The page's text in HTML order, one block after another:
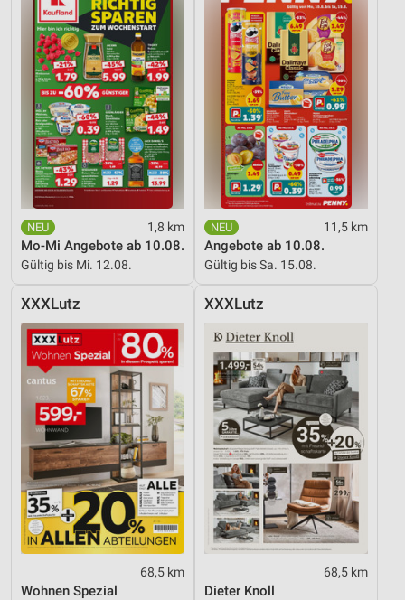
1,8 km
Mo-Mi Angebote ab 10.08.
Gültig bis Mi. 12.08.
11,5 km
Angebote ab 10.08.
Gültig bis Sa. 15.08.
XXXLutz
68,5 km
Wohnen Spezial
XXXLutz
68,5 km
Dieter Knoll